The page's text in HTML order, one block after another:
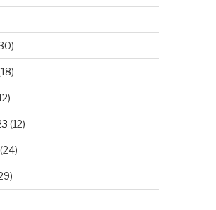
(12)
(24)